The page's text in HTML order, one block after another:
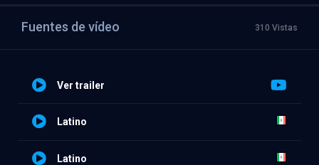
Fuentes de vídeo 310 Vistas
Ver trailer
Latino
Latino